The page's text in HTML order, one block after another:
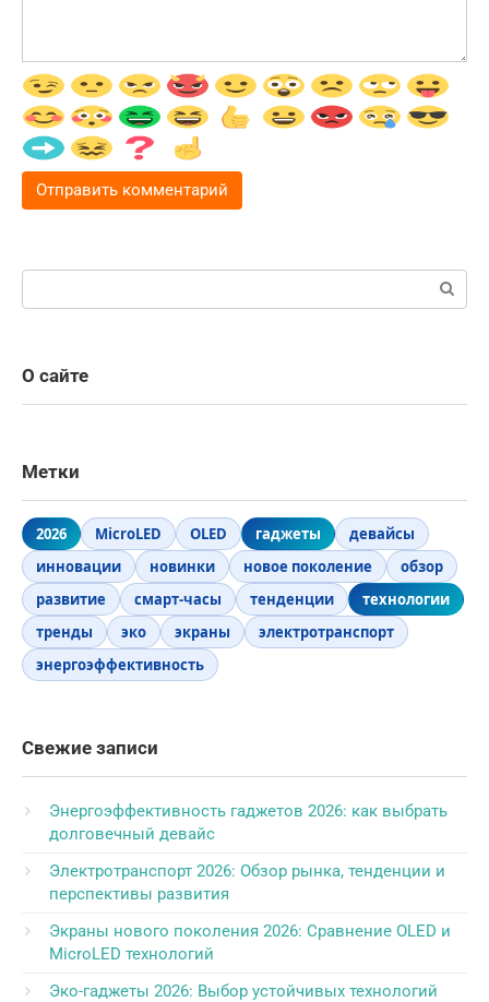
Поиск:
О сайте
Метки
2026 MicroLED OLED гаджеты
девайсы
инновации
новинки новое поколение
обзор
развитие
смарт-часы тенденции
технологии
тренды
эко экраны
электротранспорт
энергоэффективность
Свежие записи
Энергоэффективность гаджетов 2026: как выбрать
долговечный девайс
Электротранспорт 2026: Обзор рынка, тенденции и
перспективы развития
Экраны нового поколения 2026: Сравнение OLED и
MicroLED технологий
Эко-гаджеты 2026: Выбор устойчивых технологий